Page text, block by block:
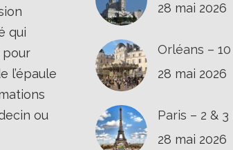
qui
pour
l’épaule
ou
28 mai 2026
Orléans –
28 mai 2026
Paris – 2 &
28 mai 2026